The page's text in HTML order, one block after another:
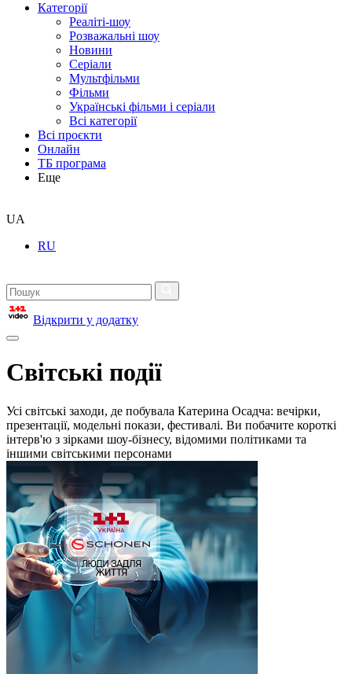
Категорії
Реаліті-шоу
Розважальні шоу
Новини
Серіали
Мультфільми
Фільми
Українські фільми і серіали
Всі категорії
Всі проєкти
Онлайн
ТБ програма
Еще
UA
RU
Відкрити у додатку
Світські події
Усі світські заходи, де побувала Катерина Осадча: вечірки,
презентації, модельні покази, фестивалі. Ви побачите короткі
інтерв'ю з зірками шоу-бізнесу, відомими політиками та
іншими світськими персонами